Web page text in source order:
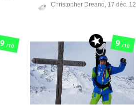
Christopher Dreano, 17 déc. 12
9/10 9/10